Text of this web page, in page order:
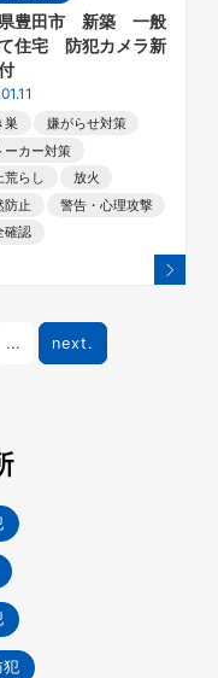
豊田市 新築 一般
住宅 防犯カメラ新
巣
嫌がらせ対策
ーカー対策
荒らし
放火
防止
警告・心理攻撃
確認
... next.
犯